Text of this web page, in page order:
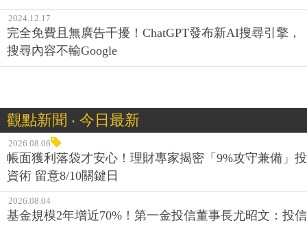
2024.12.17
完全免費且無廣告干擾！ChatGPT發布新AI搜尋引擎，
搜尋內容不輸Google
觀點新聞 ‧ 今日最新
2026.08.06
帳面獲利落袋才安心！理財專家揭密「9%攻守兼備」投
資術 留意8/10關鍵日
2026.08.04
基金規模2年增近70%！第一金投信董事長尤昭文：投信